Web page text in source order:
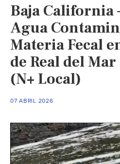
Baja California
Agua
Materia Fecal
de Real del
(N+ Local)
07 ABRIL 2026